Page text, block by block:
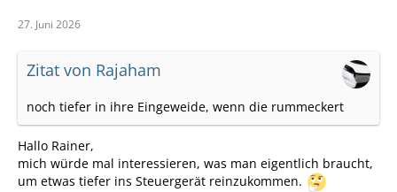
27. Juni 2026
Zitat von Rajaham
noch tiefer in ihre Eingeweide, wenn die rummeckert
Hallo Rainer,
mich würde mal interessieren, was man eigentlich braucht,
um etwas tiefer ins Steuergerät reinzukommen.